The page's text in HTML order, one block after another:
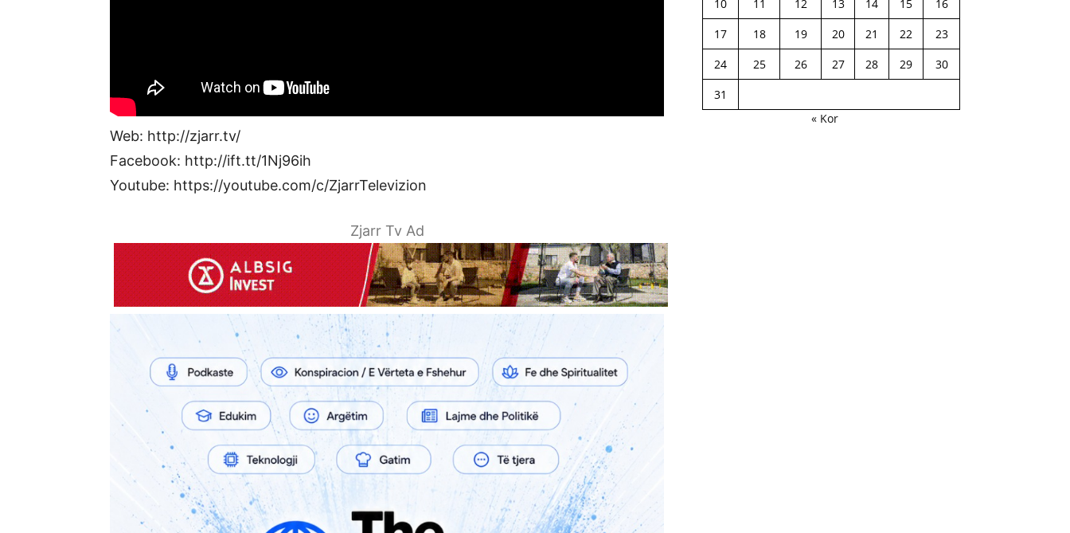
Web: http://zjarr.tv/
Facebook: http://ift.tt/1Nj96ih
Youtube: https://youtube.com/c/ZjarrTelevizion
Zjarr Tv Ad
10 11 12 13 14 15
16
17
18 19 20 21 22
23
24
25 26 27 28 29
30
31
« Kor